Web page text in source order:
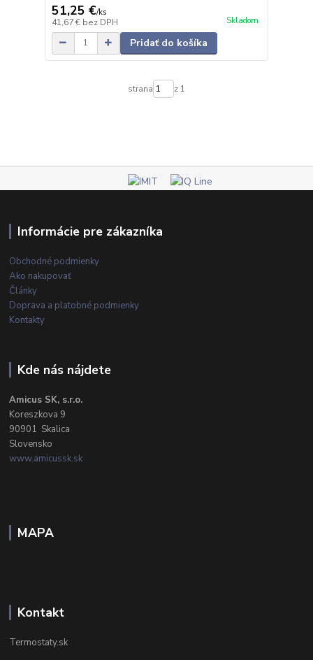
51,25 €/ks
41,67 € bez DPH Skladom
Pridať do košíka
strana z 1
Informácie pre zákazníka
Obchodné podmienky
Ako nakupovať
Články
Doprava a platobné podmienky
Kontakty
Kde nás nájdete
Amicus SK, s.r.o.
Koreszkova 9
90901 Skalica
Slovensko
www.amicussk.sk
MAPA
Kontakt
Termostaty.sk